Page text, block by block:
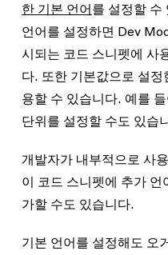
한 기본 언어를 설정할 수
언어를 설정하면 Dev
시되는 코드 스니펫에 사
다. 또한 기본값으로 설
용할 수 있습니다. 예를
단위를 설정할 수도 있습
개발자가 내부적으로 사
이 코드 스니펫에 추가
가할 수도 있습니다.
기본 언어를 설정해도 오